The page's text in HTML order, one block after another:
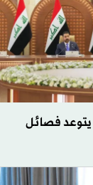
يتوعد فصائل